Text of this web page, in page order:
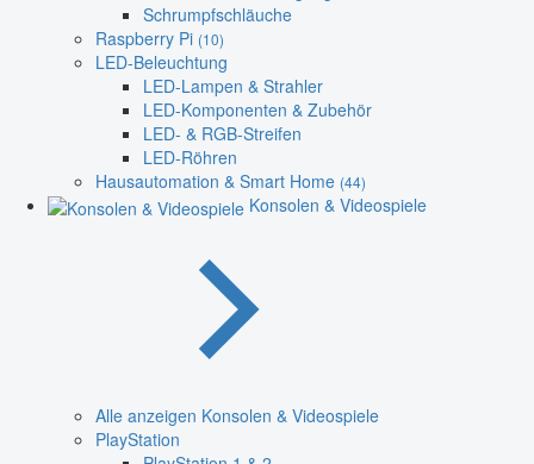
Schrumpfschläuche
Raspberry Pi (10)
LED-Beleuchtung
LED-Lampen & Strahler
LED-Komponenten & Zubehör
LED- & RGB-Streifen
LED-Röhren
Hausautomation & Smart Home (44)
Konsolen & Videospiele
Alle anzeigen Konsolen & Videospiele
PlayStation